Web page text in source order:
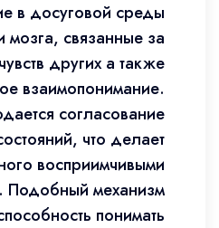
в досуговой среды
мозга, связанные за
других а также
взаимопонимание.
согласование
что делает
восприимчивыми
механизм
понимать